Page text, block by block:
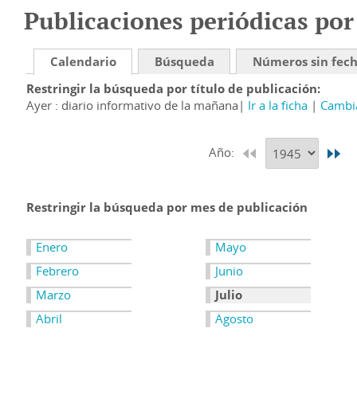
Publicaciones periódicas
Calendario Búsqueda
Números sin
Restringir la búsqueda por título de publicación
Ayer : diario informativo de la mañana
Ir a la ficha
Año:
Restringir la búsqueda por mes de publicación
Enero
Febrero
Marzo
Abril
Mayo
Junio
Julio
Agosto